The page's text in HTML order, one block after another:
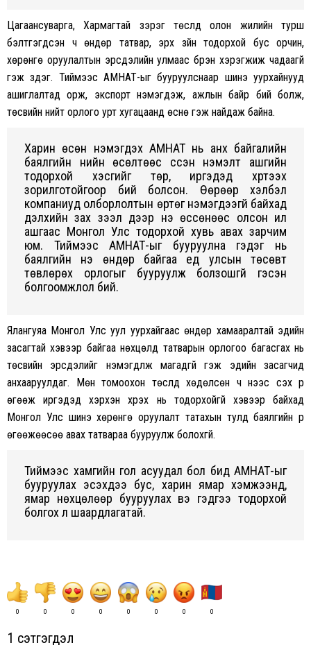
Цагаансуварга, Хармагтай зэрэг төслүүд олон жилийн турш
бэлтгэгдсэн ч өндөр татвар, эрх зүйн тодорхой бус орчин,
хөрөнгө оруулалтын эрсдэлийн улмаас бүрэн хэрэгжиж чадаагүй
гэж үздэг. Тиймээс АМНАТ-ыг бууруулснаар шинэ уурхайнууд
ашиглалтад орж, экспорт нэмэгдэж, ажлын байр бий болж,
төсвийн нийт орлого урт хугацаанд өснө гэж найдаж байна.
Харин өсөн нэмэгдэх АМНАТ нь анх байгалийн
баялгийн үнийн өсөлтөөс үүссэн нэмэлт ашгийн
тодорхой хэсгийг төр, иргэдэд хүртээх
зорилготойгоор бий болсон. Өөрөөр хэлбэл
компаниуд олборлолтын өртөг нэмэгдээгүй байхад
дэлхийн зах зээл дээр үнэ өссөнөөс олсон илүү
ашгаас Монгол Улс тодорхой хувь авах зарчим
юм. Тиймээс АМНАТ-ыг бууруулна гэдэг нь
баялгийн үнэ өндөр байгаа үед улсын төсөвт
төвлөрөх орлогыг бууруулж болзошгүй гэсэн
болгоомжлол бий.
Ялангуяа Монгол Улс уул уурхайгаас өндөр хамааралтай эдийн
засагтай хэвээр байгаа нөхцөлд татварын орлогоо багасгах нь
төсвийн эрсдэлийг нэмэгдүүлж магадгүй гэж эдийн засагчид
анхааруулдаг. Мөн томоохон төслүүд хөдөлсөн ч үүнээс үүсэх үр
өгөөж иргэдэд хэрхэн хүрэх нь тодорхойгүй хэвээр байхад
Монгол Улс шинэ хөрөнгө оруулалт татахын тулд баялгийн үр
өгөөжөөсөө авах татвараа бууруулж болохгүй.
Тиймээс хамгийн гол асуудал бол бид АМНАТ-ыг
бууруулах эсэхдээ бус, харин ямар хэмжээнд,
ямар нөхцөлөөр бууруулах вэ гэдгээ тодорхой
болгох л шаардлагатай.
0 0 0 0 0 0 0 0
1 сэтгэгдэл